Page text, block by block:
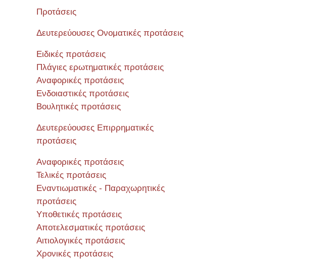
Προτάσεις
Δευτερεύουσες Ονοματικές προτάσεις
Ειδικές προτάσεις
Πλάγιες ερωτηματικές προτάσεις
Αναφορικές προτάσεις
Ενδοιαστικές προτάσεις
Βουλητικές προτάσεις
Δευτερεύουσες Επιρρηματικές
προτάσεις
Αναφορικές προτάσεις
Τελικές προτάσεις
Εναντιωματικές - Παραχωρητικές
προτάσεις
Υποθετικές προτάσεις
Αποτελεσματικές προτάσεις
Αιτιολογικές προτάσεις
Χρονικές προτάσεις